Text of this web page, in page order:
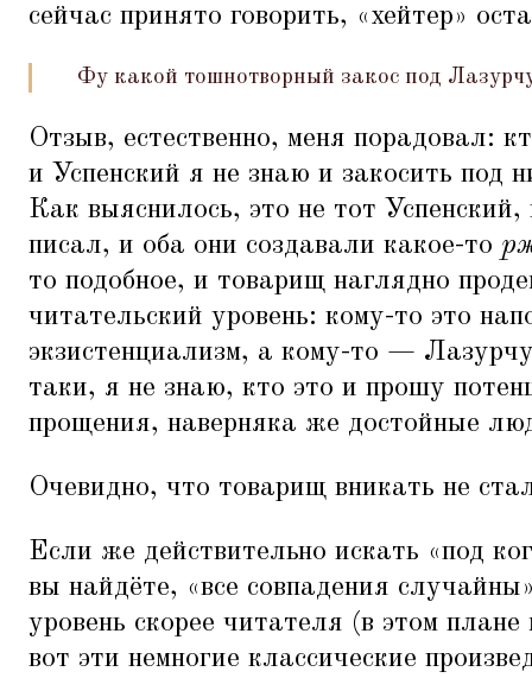
сейчас принято говорить, «хейтер»
Фу какой тошнотворный закос под
Отзыв, естественно, меня порадовал:
и Успенский я не знаю и закосить под
Как выяснилось, это не тот
писал, и оба они создавали какое-то
то подобное, и товарищ наглядно
читательский уровень: кому-то это
экзистенциализм, а кому-то —
таки, я не знаю, кто это и прошу
прощения, наверняка же достойные
Очевидно, что товарищ вникать не
Если же действительно искать «под
вы найдёте, «все совпадения
уровень скорее читателя (в этом
вот эти немногие классические